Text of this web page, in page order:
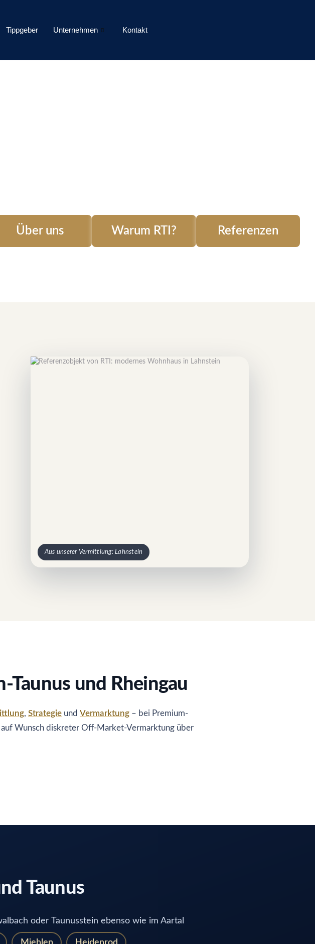
Tippgeber Unternehmen Kontakt
Über uns Warum RTI? Referenzen
Aus unserer Vermittlung: Lahnstein
Taunus und Rheingau
, Strategie und Vermarktung – bei Premium-
Wunsch diskreter Off-Market-Vermarktung über
Taunus
oder Taunusstein ebenso wie im Aartal